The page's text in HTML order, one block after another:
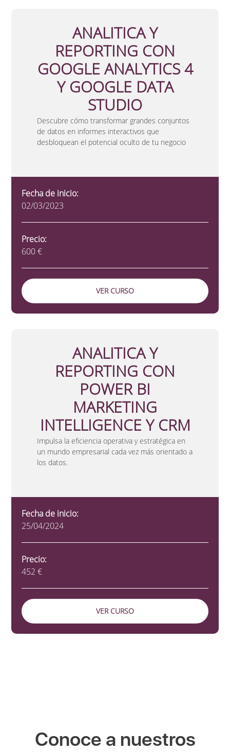
ANALITICA Y
REPORTING CON
GOOGLE ANALYTICS 4
Y GOOGLE DATA
STUDIO
Descubre cómo transformar grandes conjuntos
de datos en informes interactivos que
desbloquean el potencial oculto de tu negocio
Fecha de inicio:
02/03/2023
Precio:
600 €
VER CURSO
ANALITICA Y
REPORTING CON
POWER BI
MARKETING
INTELLIGENCE Y CRM
Impulsa la eficiencia operativa yestratégica en
un mundo empresarial cada vez más orientado a
los datos.
Fecha de inicio:
25/04/2024
Precio:
452 €
VER CURSO
Conoce a nuestros